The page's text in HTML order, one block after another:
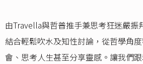
由Travella與哲普推手兼思考狂迷嚴振
結合輕鬆吹水及知性討論，從哲學角
會、思考人生甚至分享靈感。讓我們